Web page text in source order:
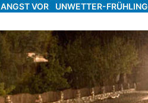
ANGST VOR UNWETTER-FRÜHLING